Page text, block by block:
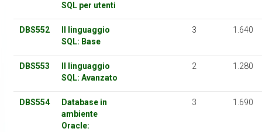
SQL per utenti
DBS552
Il linguaggio
SQL: Base
3 1.640
DBS553
Il linguaggio
SQL: Avanzato
2 1.280
DBS554
Database in
ambiente
Oracle:
3 1.690